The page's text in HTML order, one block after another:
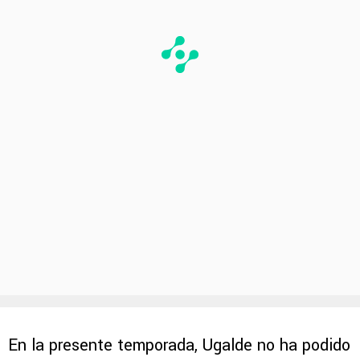
En la presente temporada, Ugalde no ha podido